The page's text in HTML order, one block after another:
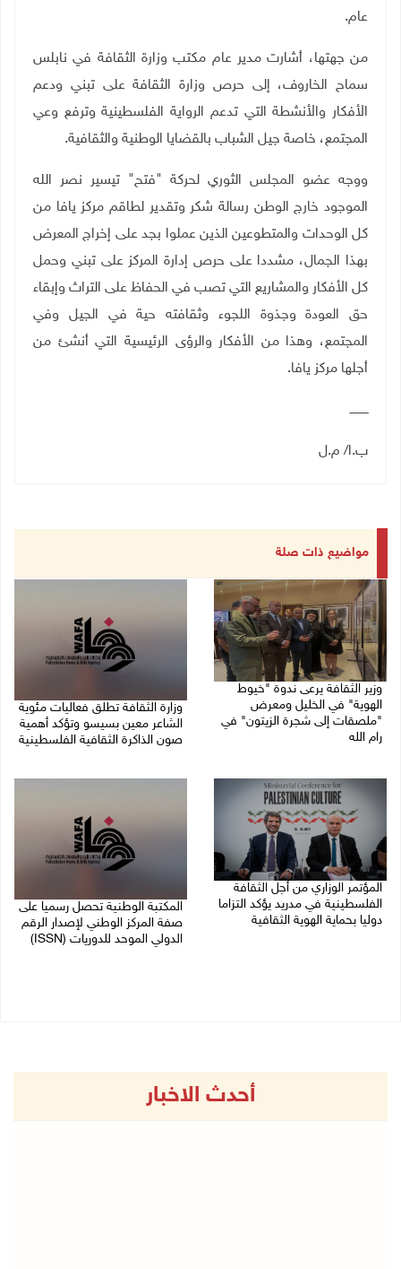
عام.
من جهتها، أشارت مدير عام مكتب وزارة الثقافة في نابلس
سماح الخاروف، إلى حرص وزارة الثقافة على تبني ودعم
الأفكار والأنشطة التي تدعم الرواية الفلسطينية وترفع وعي
المجتمع، خاصة جيل الشباب بالقضايا الوطنية والثقافية.
ووجه عضو المجلس الثوري لحركة "فتح" تيسير نصر الله
الموجود خارج الوطن رسالة شكر وتقدير لطاقم مركز يافا من
كل الوحدات والمتطوعين الذين عملوا بجد على إخراج المعرض
بهذا الجمال، مشددا على حرص إدارة المركز على تبني وحمل
كل الأفكار والمشاريع التي تصب في الحفاظ على التراث وإبقاء
حق العودة وجذوة اللجوء وثقافته حية في الجيل وفي
المجتمع، وهذا من الأفكار والرؤى الرئيسية التي أنشئ من
أجلها مركز يافا.
ــــــــــ
ب.ا/ م.ل
مواضيع ذات صلة
وزير الثقافة يرعى ندوة "خيوط
الهوية" في الخليل ومعرض
"ملصقات إلى شجرة الزيتون" في
رام الله
وزارة الثقافة تطلق فعاليات مئوية
الشاعر معين بسيسو وتؤكد أهمية
صون الذاكرة الثقافية الفلسطينية
المؤتمر الوزاري من أجل الثقافة
الفلسطينية في مدريد يؤكد التزاما
دوليا بحماية الهوية الثقافية
المكتبة الوطنية تحصل رسميا على
صفة المركز الوطني لإصدار الرقم
الدولي الموحد للدوريات (ISSN)
أحدث الاخبار